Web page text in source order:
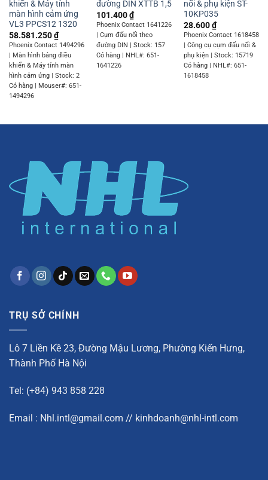
khiển & Máy tính
màn hình cảm ứng
VL3 PPCS12 1320
58.581.250₫
Phoenix Contact 1494296
| Màn hình bảng điều
khiển & Máy tính màn
hình cảm ứng | Stock: 2
Có hàng | Mouser#: 651-
1494296
đường DIN XTTB 1,5
101.400₫
Phoenix Contact 1641226
| Cụm đấu nối theo
đường DIN | Stock: 157
Có hàng | NHL#: 651-
1641226
nối & phụ kiện ST-
10KP035
28.600₫
Phoenix Contact 1618458
| Công cụ cụm đấu nối &
phụ kiện | Stock: 15719
Có hàng | NHL#: 651-
1618458
TRỤ SỞ CHÍNH
Lô 7 Liền Kề 23, Đường Mậu Lương, Phường Kiến Hưng,
Thành Phố Hà Nội
Tel: (+84) 943 858 228
Email : Nhl.intl@gmail.com // kinhdoanh@nhl-intl.com